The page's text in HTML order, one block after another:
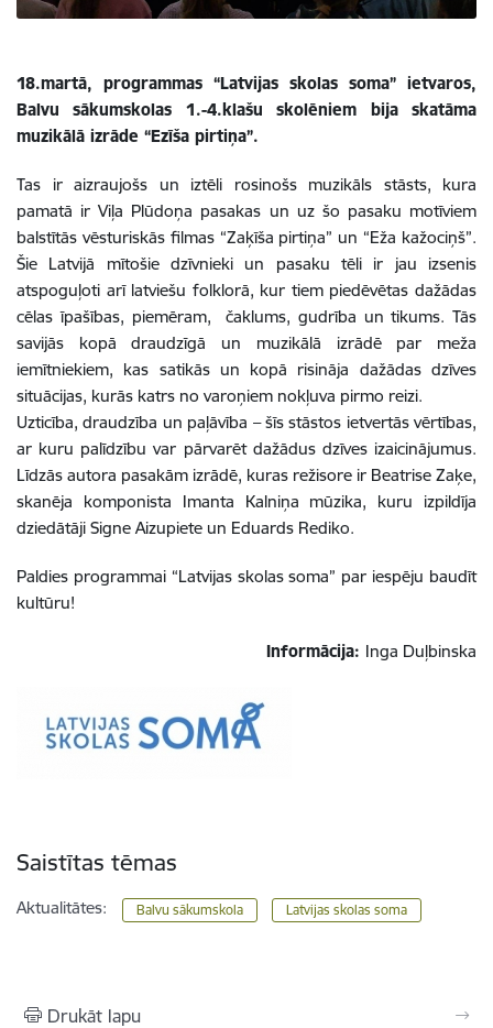
18.martā, programmas “Latvijas skolas soma” ietvaros,
Balvu sākumskolas 1.-4.klašu skolēniem bija skatāma
muzikālā izrāde “Ezīša pirtiņa”.
Tas ir aizraujošs un iztēli rosinošs muzikāls stāsts, kura
pamatā ir Viļa Plūdoņa pasakas un uz šo pasaku motīviem
balstītās vēsturiskās filmas “Zaķīša pirtiņa” un “Eža kažociņš”.
Šie Latvijā mītošie dzīvnieki un pasaku tēli ir jau izsenis
atspoguļoti arī latviešu folklorā, kur tiem piedēvētas dažādas
cēlas īpašības, piemēram, čaklums, gudrība un tikums. Tās
savijās kopā draudzīgā un muzikālā izrādē par meža
iemītniekiem, kas satikās un kopā risināja dažādas dzīves
situācijas, kurās katrs no varoņiem nokļuva pirmo reizi.
Uzticība, draudzība un paļāvība – šīs stāstos ietvertās vērtības,
ar kuru palīdzību var pārvarēt dažādus dzīves izaicinājumus.
Līdzās autora pasakām izrādē, kuras režisore ir Beatrise Zaķe,
skanēja komponista Imanta Kalniņa mūzika, kuru izpildīja
dziedātāji Signe Aizupiete un Eduards Rediko.
Paldies programmai “Latvijas skolas soma” par iespēju baudīt
kultūru!
Informācija: Inga Duļbinska
Saistītas tēmas
Aktualitātes: Balvu sākumskola Latvijas skolas soma
Drukāt lapu